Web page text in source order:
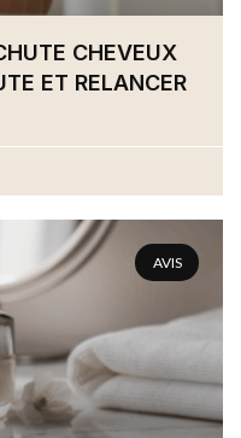
CHEVEUX
ET RELANCER
AVIS